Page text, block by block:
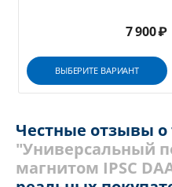
7 900₽
ВЫБЕРИТЕ ВАРИАНТ
Честные отзывы о
"Универсальный
магнитом IPSC